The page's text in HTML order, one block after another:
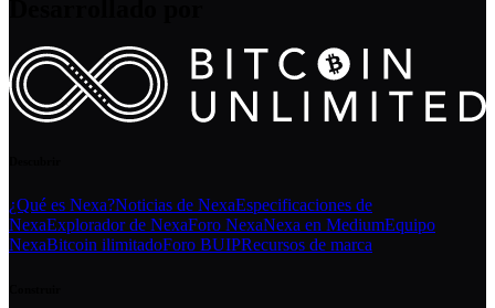
¿Qué es Nexa?Noticias de NexaEspecificaciones de
NexaExplorador de NexaForo NexaNexa en MediumEquipo
NexaBitcoin ilimitadoForo BUIPRecursos de marca